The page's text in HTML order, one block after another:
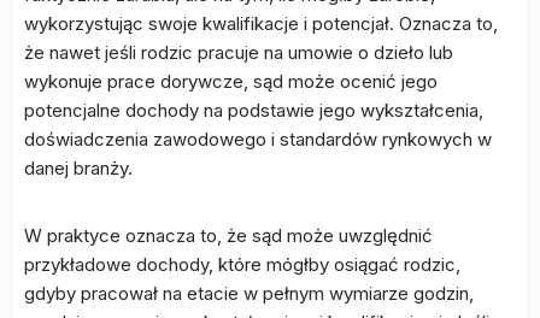
wykorzystując swoje kwalifikacje i potencjał. Oznacza to,
że nawet jeśli rodzic pracuje na umowie o dzieło lub
wykonuje prace dorywcze, sąd może ocenić jego
potencjalne dochody na podstawie jego wykształcenia,
doświadczenia zawodowego i standardów rynkowych w
danej branży.
W praktyce oznacza to, że sąd może uwzględnić
przykładowe dochody, które mógłby osiągać rodzic,
gdyby pracował na etacie w pełnym wymiarze godzin,